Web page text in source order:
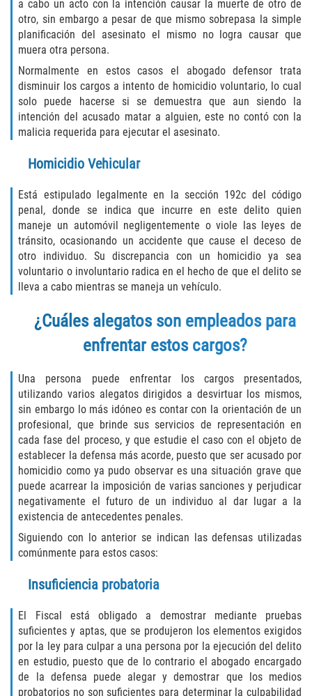
Domestic Battery
Failure to Provide Care (Child Neglect)
Violation of Restraining Order
Diversion Program
Driving Crimes
Drinking Alcohol in a Motor Vehicle
Driving on a Suspended License
Driving Without a License
Evading an Officer
Vehicular Manslaughter
Drug Crimes
California Marijuana Laws
Manufacturing of Controlled Substances
Possession of Drugs for Sale
Sales and Transportation of a Controlled
Substance
DUI
a cabo un acto con la intención causar la muerte de otro de
otro, sin embargo a pesar de que mismo sobrepasa la simple
planificación del asesinato el mismo no logra causar que
muera otra persona.
Normalmente en estos casos el abogado defensor trata
disminuir los cargos a intento de homicidio voluntario, lo cual
solo puede hacerse si se demuestra que aun siendo la
intención del acusado matar a alguien, este no contó con la
malicia requerida para ejecutar el asesinato.
Homicidio Vehicular
Está estipulado legalmente en la sección 192c del código
penal, donde se indica que incurre en este delito quien
maneje un automóvil negligentemente o viole las leyes de
tránsito, ocasionando un accidente que cause el deceso de
otro individuo. Su discrepancia con un homicidio ya sea
voluntario o involuntario radica en el hecho de que el delito se
lleva a cabo mientras se maneja un vehículo.
¿Cuáles alegatos son empleados para
enfrentar estos cargos?
Una persona puede enfrentar los cargos presentados,
utilizando varios alegatos dirigidos a desvirtuar los mismos,
sin embargo lo más idóneo es contar con la orientación de un
profesional, que brinde sus servicios de representación en
cada fase del proceso, y que estudie el caso con el objeto de
establecer la defensa más acorde, puesto que ser acusado por
homicidio como ya pudo observar es una situación grave que
puede acarrear la imposición de varias sanciones y perjudicar
negativamente el futuro de un individuo al dar lugar a la
existencia de antecedentes penales.
Siguiendo con lo anterior se indican las defensas utilizadas
comúnmente para estos casos:
Insuficiencia probatoria
El Fiscal está obligado a demostrar mediante pruebas
suficientes y aptas, que se produjeron los elementos exigidos
por la ley para culpar a una persona por la ejecución del delito
en estudio, puesto que de lo contrario el abogado encargado
de la defensa puede alegar y demostrar que los medios
probatorios no son suficientes para determinar la culpabilidad